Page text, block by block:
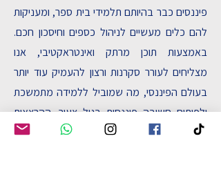
פיננסים כבר בהיותם תלמידי בית ספר, ומעניקות
להם כלים מעשיים לניהול כספים וחיסכון חכם.
באמצעות תוכן מרתק ואינטראקטיבי, אנו
מצליחים לעורר סקרנות ורצון להעמיק עוד יותר
בעולם הפיננסי, מה שמוביל ללמידה מתמשכת
ולפיתוח חשיבה פיננסית בגיל צעיר. ההרצאות
בנויות לתלמידי תיכון וצוותי חינוך.